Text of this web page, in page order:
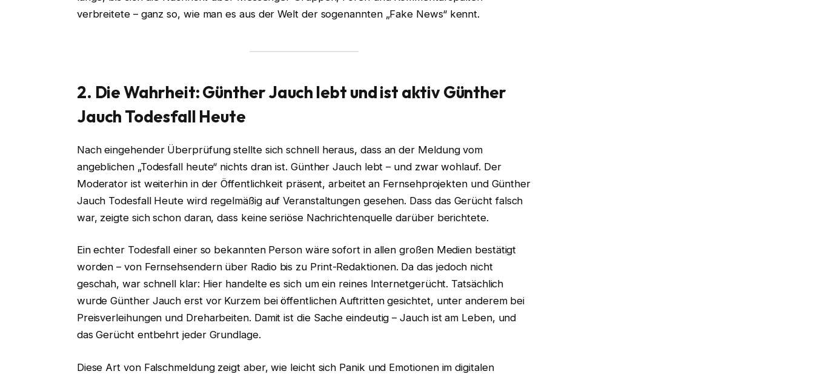
verbreitete – ganz so, wie man es aus der Welt der sogenannten „Fake News“ kennt.
2. Die Wahrheit: Günther Jauch lebt und ist aktiv Günther
Jauch Todesfall Heute
Nach eingehender Überprüfung stellte sich schnell heraus, dass an der Meldung vom
angeblichen „Todesfall heute“ nichts dran ist. Günther Jauch lebt – und zwar wohlauf. Der
Moderator ist weiterhin in der Öffentlichkeit präsent, arbeitet an Fernsehprojekten und Günther
Jauch Todesfall Heute wird regelmäßig auf Veranstaltungen gesehen. Dass das Gerücht falsch
war, zeigte sich schon daran, dass keine seriöse Nachrichtenquelle darüber berichtete.
Ein echter Todesfall einer so bekannten Person wäre sofort in allen großen Medien bestätigt
worden – von Fernsehsendern über Radio bis zu Print-Redaktionen. Da das jedoch nicht
geschah, war schnell klar: Hier handelte es sich um ein reines Internetgerücht. Tatsächlich
wurde Günther Jauch erst vor Kurzem bei öffentlichen Auftritten gesichtet, unter anderem bei
Preisverleihungen und Dreharbeiten. Damit ist die Sache eindeutig – Jauch ist am Leben, und
das Gerücht entbehrt jeder Grundlage.
Diese Art von Falschmeldung zeigt aber, wie leicht sich Panik und Emotionen im digitalen